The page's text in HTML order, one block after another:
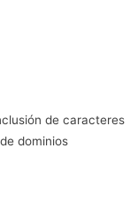
de caracteres
dominios